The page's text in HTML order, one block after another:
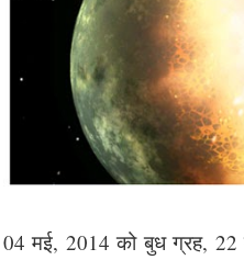
04 मई, 2014 को बुध ग्रह, 22